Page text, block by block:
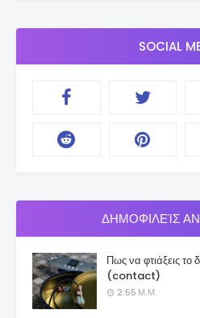
SOCIAL
ΔΗΜΟΦΙΛΕΊΣ
Πως να φτιάξεις
(contact)
2:55 Μ.Μ.